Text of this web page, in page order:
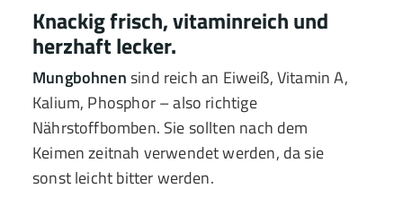
Knackig frisch, vitaminreich und
herzhaft lecker.
Mungbohnensind reich an Eiweiß, Vitamin A,
Kalium, Phosphor – also richtige
Nährstoffbomben. Sie sollten nach dem
Keimen zeitnah verwendet werden, da sie
sonst leicht bitter werden.